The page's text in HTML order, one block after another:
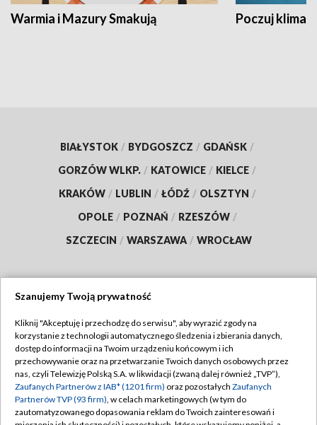
Warmia i Mazury Smakują Poczuj klimat
BIAŁYSTOK / BYDGOSZCZ / GDAŃSK /
GORZÓW WLKP. / KATOWICE / KIELCE /
KRAKÓW / LUBLIN / ŁÓDŹ / OLSZTYN /
OPOLE / POZNAŃ / RZESZÓW /
SZCZECIN / WARSZAWA / WROCŁAW
TVP
Abonament TVP
Emisja w TVP
Centrum informacji TVP
Regulamin TVP
Polityka prywatności
Moje zgody
Szanujemy Twoją prywatność
Kliknij "Akceptuję i przechodzę do serwisu", aby wyrazić zgody na
korzystanie z technologii automatycznego śledzenia i zbierania danych,
dostęp do informacji na Twoim urządzeniu końcowym i ich
przechowywanie oraz na przetwarzanie Twoich danych osobowych przez
nas, czyli Telewizję Polską S.A. w likwidacji (zwaną dalej również „TVP”),
Zaufanych Partnerów z IAB* (1201 firm) oraz pozostałych Zaufanych
Partnerów TVP (93 firm), w celach marketingowych (w tym do
zautomatyzowanego dopasowania reklam do Twoich zainteresowań i